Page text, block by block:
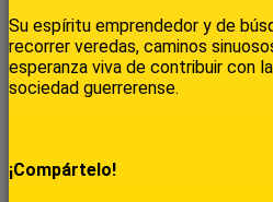
Su espíritu emprendedor y de
recorrer veredas, caminos
esperanza viva de contribuir con
sociedad guerrerense.
¡Compártelo!